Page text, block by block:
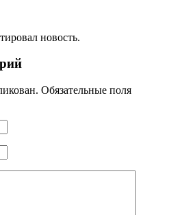
новость.
Обязательные поля